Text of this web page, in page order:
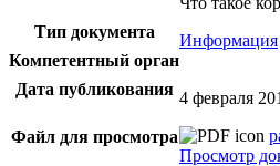
Тип документа
Информация
Компетентный орган
Дата публикования 4 февраля
Файл для просмотра
Просмотр